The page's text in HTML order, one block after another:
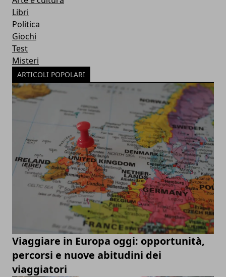
Libri
Politica
Giochi
Test
Misteri
ARTICOLI POPOLARI
Viaggiare in Europa oggi: opportunità,
percorsi e nuove abitudini dei
viaggiatori